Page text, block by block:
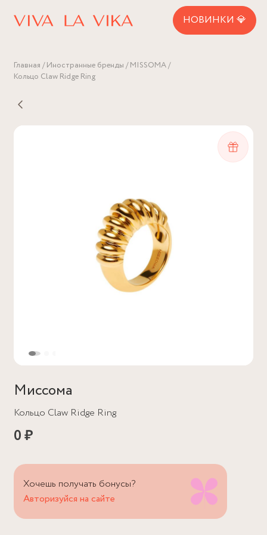
НОВИНКИ 💎
Главная Иностранные бренды
MISSOMA
Кольцо Claw Ridge Ring
Миссома
Кольцо Claw Ridge Ring
0 ₽
Хочешь получать бонусы?
Авторизуйся на сайте